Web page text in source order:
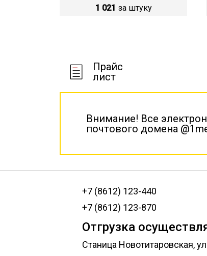
1 021 за штуку
Прайс
лист
Внимание! Все
почтового домена
+7 (8612) 123-440
+7 (8612) 123-870
Отгрузка
Станица Новотитаровская,